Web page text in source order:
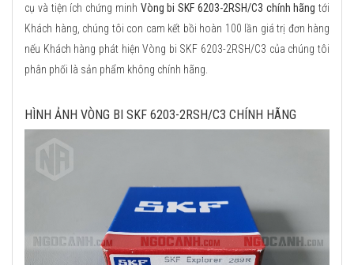
cụ và tiện ích chứng minh Vòng bi SKF 6203-2RSH/C3 chính hãng tới
Khách hàng, chúng tôi con cam kết bồi hoàn 100 lần giá trị đơn hàng
nếu Khách hàng phát hiện Vòng bi SKF 6203-2RSH/C3 của chúng tôi
phân phối là sản phẩm không chính hãng.
HÌNH ẢNH VÒNG BI SKF 6203-2RSH/C3 CHÍNH HÃNG